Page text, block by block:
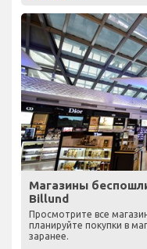
Магазины
Billund
Просмотрите все
планируйте покупки в
заранее.